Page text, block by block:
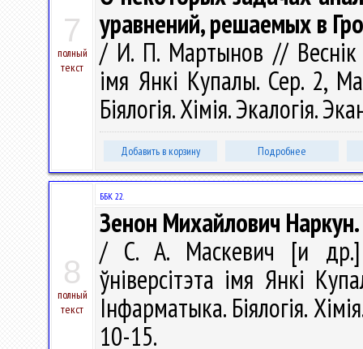
7
полный
текст
уравнений, решаемых в
/ И. П. Мартынов // Веснік
імя Янкі Купалы. Сер. 2,
Біялогія. Хімія. Экалогія.
Добавить в корзину Подробнее
8
полный
текст
ББК 22.
Зенон Михайлович
/ С. А. Маскевич [и др.]
ўніверсітэта імя Янкі
Інфарматыка. Біялогія.
10-15.